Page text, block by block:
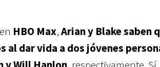
HBO Max,Arian y Blake saben
al dar vida a dos jóvenes